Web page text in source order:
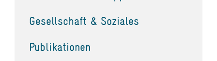
Gesellschaft & Soziales
Publikationen